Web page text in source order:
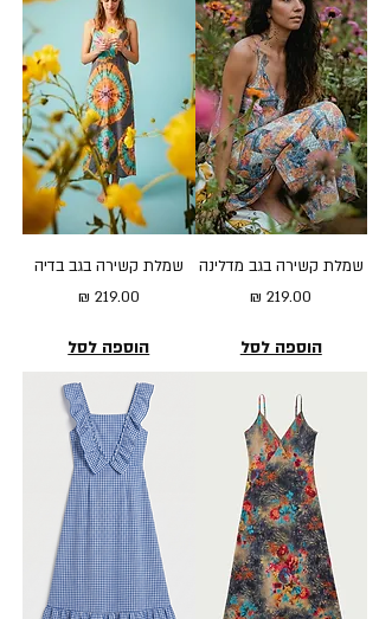
שמלת קשירה בגב מדלינה
מחיר
הוספה לסל
שמלת קשירה בגב בדיה
מחיר
הוספה לסל